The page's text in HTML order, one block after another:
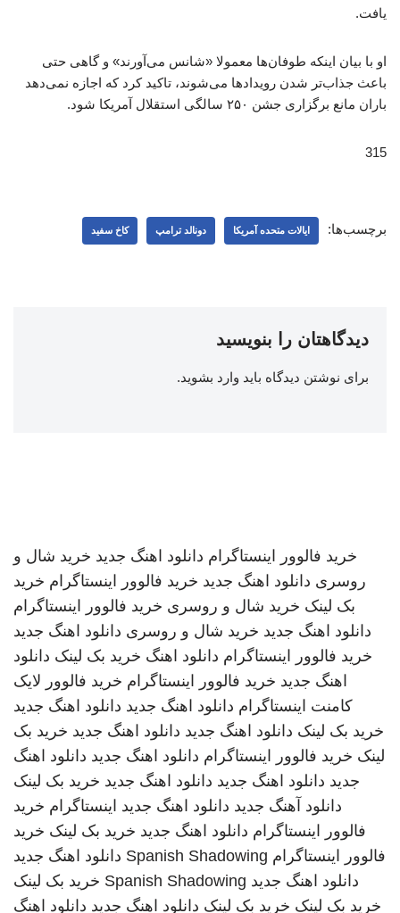
یافت.
او با بیان اینکه طوفان‌ها معمولا «شانس می‌آورند» و گاهی حتی
باعث جذاب‌تر شدن رویدادها می‌شوند، تاکید کرد که اجازه نمی‌دهد
باران مانع برگزاری جشن ۲۵۰ سالگی استقلال آمریکا شود.
315
برچسب‌ها: ایالات متحده آمریکا دونالد ترامپ کاخ سفید
دیدگاهتان را بنویسید
برای نوشتن دیدگاه باید وارد بشوید.
خرید فالوور اینستاگرام دانلود اهنگ جدید خرید شال و
روسری دانلود اهنگ جدید خرید فالوور اینستاگرام خرید
بک لینک خرید شال و روسری خرید فالوور اینستاگرام
دانلود اهنگ جدید خرید شال و روسری دانلود اهنگ جدید
خرید فالوور اینستاگرام دانلود اهنگ خرید بک لینک دانلود
اهنگ جدید خرید فالوور اینستاگرام خرید فالوور لایک
کامنت اینستاگرام دانلود اهنگ جدید دانلود اهنگ جدید
خرید بک لینک دانلود اهنگ جدید دانلود اهنگ جدید خرید بک
لینک خرید فالوور اینستاگرام دانلود اهنگ جدید دانلود اهنگ
جدید دانلود اهنگ جدید دانلود اهنگ جدید خرید بک لینک
دانلود آهنگ جدید دانلود اهنگ جدید اینستاگرام خرید
فالوور اینستاگرام دانلود اهنگ جدید خرید بک لینک خرید
فالوور اینستاگرام Spanish Shadowing دانلود اهنگ جدید
دانلود اهنگ جدید Spanish Shadowing خرید بک لینک
خرید بک لینک خرید بک لینک دانلود اهنگ جدید دانلود اهنگ